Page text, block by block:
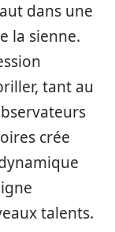
dans une
la sienne.
tant au
crée
talents.